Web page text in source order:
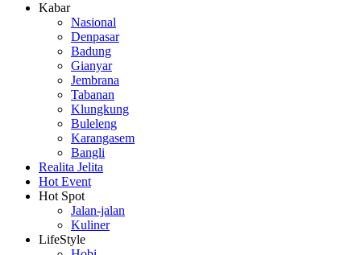
Kabar
Nasional
Denpasar
Badung
Gianyar
Jembrana
Tabanan
Klungkung
Buleleng
Karangasem
Bangli
Realita Jelita
Hot Event
Hot Spot
Jalan-jalan
Kuliner
LifeStyle